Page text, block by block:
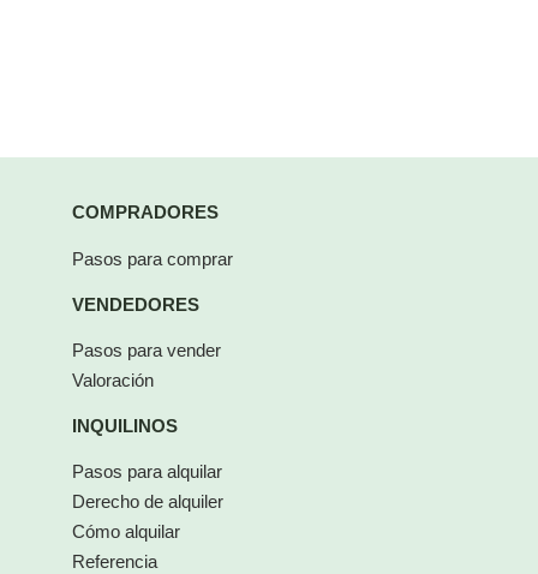
COMPRADORES
Pasos para comprar
VENDEDORES
Pasos para vender
Valoración
INQUILINOS
Pasos para alquilar
Derecho de alquiler
Cómo alquilar
Referencia